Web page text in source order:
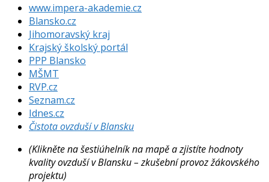
www.impera-akademie.cz
Blansko.cz
Jihomoravský kraj
Krajský školský portál
PPP Blansko
MŠMT
RVP.cz
Seznam.cz
Idnes.cz
Čistota ovzduší v Blansku
(Klikněte na šestiúhelník na mapě a zjistíte hodnoty
kvality ovzduší v Blansku – zkušební provoz žákovského
projektu)